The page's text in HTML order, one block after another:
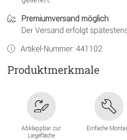
Premiumversand möglich
Der Versand erfolgt
Artikel-Nummer: 441102
Produktmerkmale
Abklappbar zur
Liegefläche
Einfache